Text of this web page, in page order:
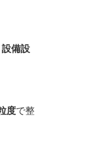
備設
度で整